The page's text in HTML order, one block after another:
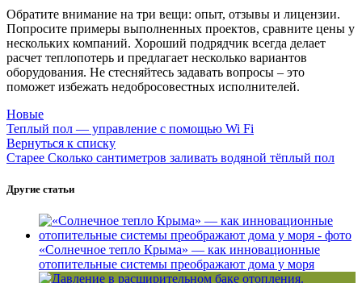
Обратите внимание на три вещи: опыт, отзывы и лицензии.
Попросите примеры выполненных проектов, сравните цены у
нескольких компаний. Хороший подрядчик всегда делает
расчет теплопотерь и предлагает несколько вариантов
оборудования. Не стесняйтесь задавать вопросы – это
поможет избежать недобросовестных исполнителей.
Новые
Теплый пол — управление с помощью Wi Fi
Вернуться к списку
Старее Сколько сантиметров заливать водяной тёплый пол
Другие статьи
«Солнечное тепло Крыма» — как инновационные
отопительные системы преображают дома у моря